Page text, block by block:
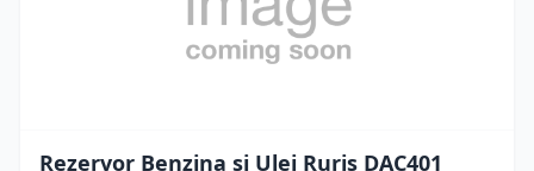
Rezervor Benzina si Ulei Ruris DAC401